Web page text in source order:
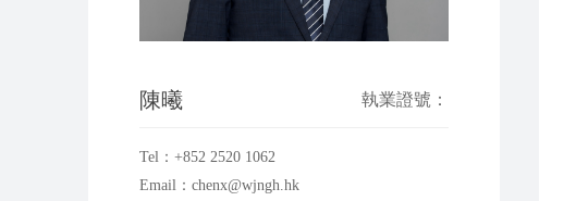
陳曦 執業證號：
Tel：+852 2520 1062
Email：chenx@wjngh.hk